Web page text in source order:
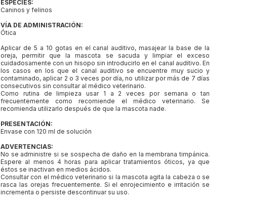
ESPECIES:
Caninos y felinos
VÍA DE ADMINISTRACIÓN:
Ótica
Aplicar de 5 a 10 gotas en el canal auditivo, masajear la base de la
oreja, permitir que la mascota se sacuda y limpiar el exceso
cuidadosamente con un hisopo sin introducirlo en el canal auditivo. En
los casos en los que el canal auditivo se encuentre muy sucio y
contaminado, aplicar 2 o 3 veces por día, no utilizar por más de 7 días
consecutivos sin consultar al médico veterinario.
Como rutina de limpieza usar 1 a 2 veces por semana o tan
frecuentemente como recomiende el médico veterinario. Se
recomienda utilizarlo después de que la mascota nade.
PRESENTACIÓN:
Envase con 120 ml de solución
ADVERTENCIAS:
No se administre si se sospecha de daño en la membrana timpánica.
Espere al menos 4 horas para aplicar tratamientos óticos, ya que
éstos se inactivan en medios ácidos.
Consultar con el médico veterinario si la mascota agita la cabeza o se
rasca las orejas frecuentemente. Si el enrojecimiento e irritación se
incrementa o persiste descontinuar su uso.